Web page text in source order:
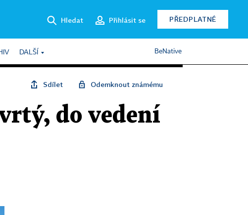
Hledat Přihlásit se PŘEDPLATNÉ
DALŠÍ BeNative
Sdílet Odemknout známému
do vedení